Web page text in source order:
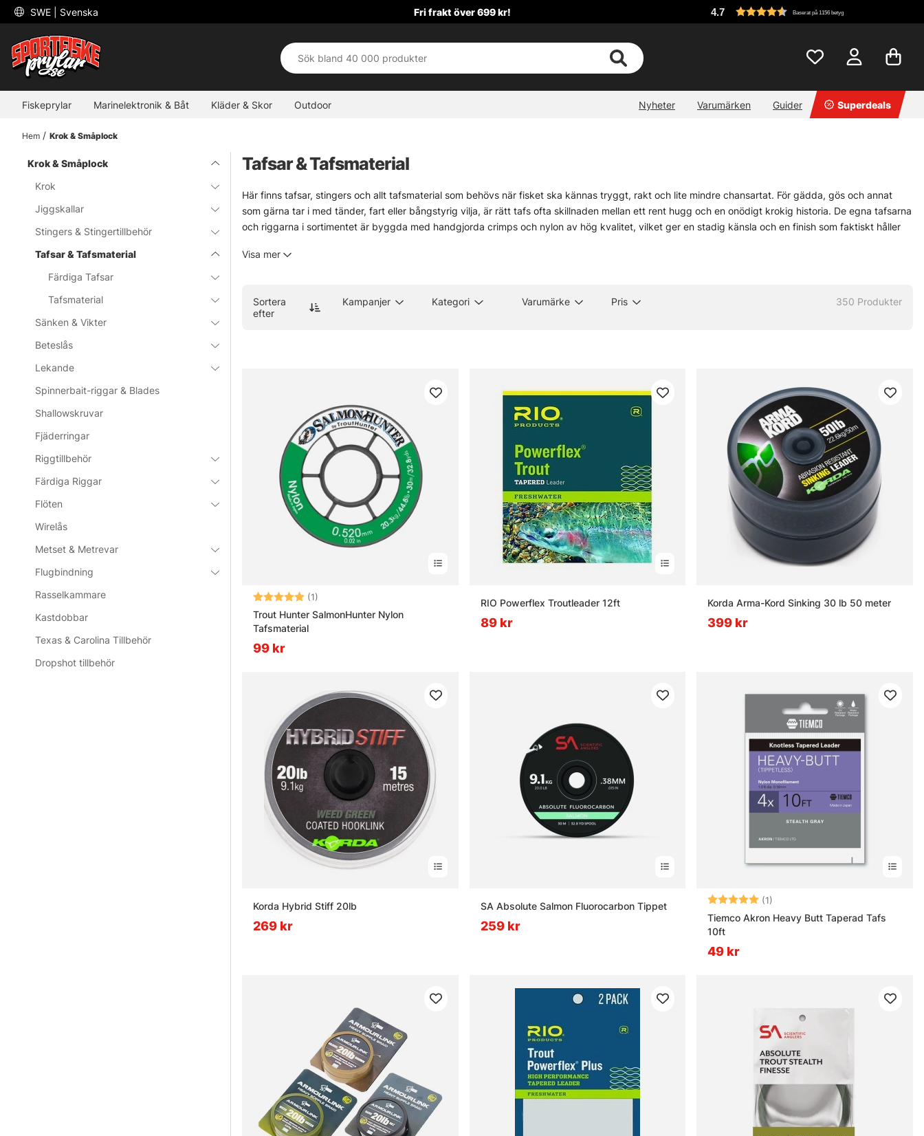
SWE | Svenska Fri frakt över 699 kr! 4.7 Baserat på 1156 betyg
Fiskeprylar Marinelektronik & Båt Kläder & Skor Outdoor Nyheter Varumärken Guider Superdeals
Hem Krok & Småplock
Krok & Småplock
Krok
Jiggskallar
Stingers & Stingertillbehör
Tafsar & Tafsmaterial
Färdiga Tafsar
Tafsmaterial
Sänken & Vikter
Beteslås
Lekande
Spinnerbait-riggar & Blades
Shallowskruvar
Fjäderringar
Riggtillbehör
Färdiga Riggar
Flöten
Wirelås
Metset & Metrevar
Flugbindning
Rasselkammare
Kastdobbar
Texas & Carolina Tillbehör
Dropshot tillbehör
Tafsar & Tafsmaterial
Här finns tafsar, stingers och allt tafsmaterial som behövs när fisket ska kännas tryggt, rakt och lite mindre chansartat. För gädda, gös och annat
som gärna tar i med tänder, fart eller bångstyrig vilja, är rätt tafs ofta skillnaden mellan ett rent hugg och en onödigt krokig historia. De egna tafsarna
och riggarna i sortimentet är byggda med handgjorda crimps och nylon av hög kvalitet, vilket ger en stadig känsla och en finish som faktiskt håller
Det här är en kategori för dig som vill välja med viss noggrannhet. Kort tafs när betet ska gå fritt nära betesfisken. Längre lösning när fisket kräver
» Tillbaka till krok & småplock
Vad är en tafs?
Vad är en stinger?
Vad är tafsmaterial?
Visa mer
Sortera
efter
Kampanjer Kategori Varumärke Pris 350 Produkter
Betyg: (1)
Trout Hunter SalmonHunter Nylon
Tafsmaterial
99 kr
RIO Powerflex Troutleader 12ft
89 kr
Korda Arma-Kord Sinking 30 lb 50 meter
399 kr
Korda Hybrid Stiff 20lb
269 kr
SA Absolute Salmon Fluorocarbon Tippet
259 kr
Betyg: (1)
Tiemco Akron Heavy Butt Taperad Tafs
10ft
49 kr